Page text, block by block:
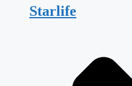
Starlife